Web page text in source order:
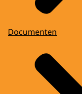
Documenten